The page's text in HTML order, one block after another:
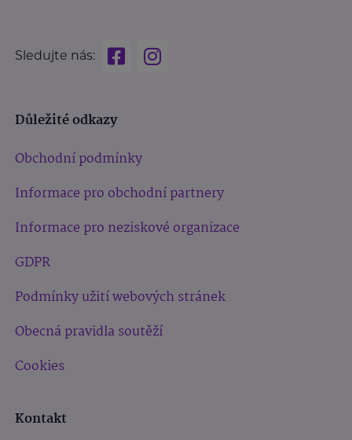
Sledujte nás:
Důležité odkazy
Obchodní podmínky
Informace pro obchodní partnery
Informace pro neziskové organizace
GDPR
Podmínky užití webových stránek
Obecná pravidla soutěží
Cookies
Kontakt